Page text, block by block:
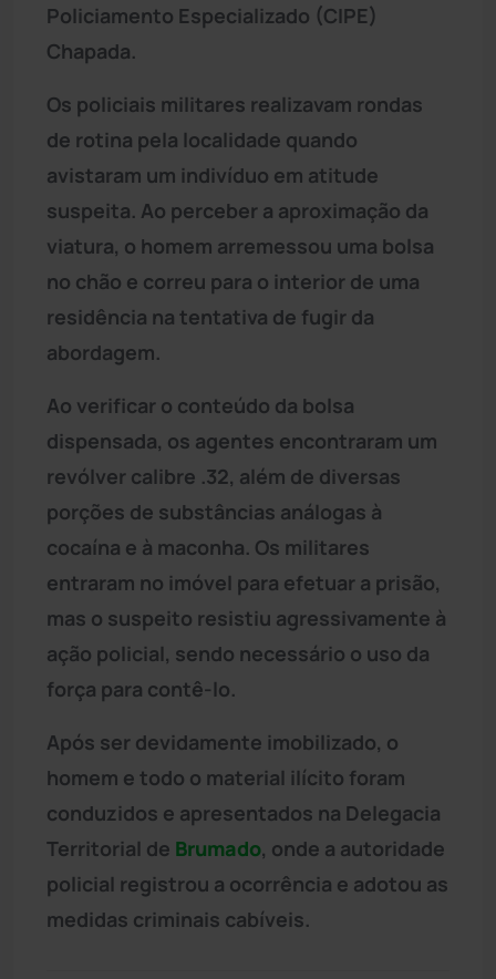
Policiamento Especializado (CIPE)
Chapada.
Os policiais militares realizavam rondas
de rotina pela localidade quando
avistaram um indivíduo em atitude
suspeita. Ao perceber a aproximação da
viatura, o homem arremessou uma bolsa
no chão e correu para o interior de uma
residência na tentativa de fugir da
abordagem.
Ao verificar o conteúdo da bolsa
dispensada, os agentes encontraram um
revólver calibre .32, além de diversas
porções de substâncias análogas à
cocaína e à maconha. Os militares
entraram no imóvel para efetuar a prisão,
mas o suspeito resistiu agressivamente à
ação policial, sendo necessário o uso da
força para contê-lo.
Após ser devidamente imobilizado, o
homem e todo o material ilícito foram
conduzidos e apresentados na Delegacia
Territorial de Brumado, onde a autoridade
policial registrou a ocorrência e adotou as
medidas criminais cabíveis.